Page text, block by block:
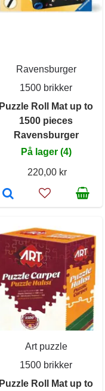
Ravensburger
1500 brikker
Puzzle Roll Mat up to
1500 pieces
Ravensburger
På lager (4)
220,00 kr
Art puzzle
1500 brikker
Puzzle Roll Mat up to